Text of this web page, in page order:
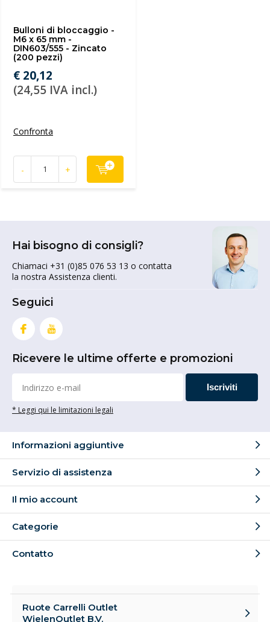
Bulloni di bloccaggio -
M6 x 65 mm -
DIN603/555 - Zincato
(200 pezzi)
€ 20,12
(24,55 IVA incl.)
Confronta
- +
Hai bisogno di consigli?
Chiamaci +31 (0)85 076 53 13 o contatta
la nostra Assistenza clienti.
Seguici
Ricevere le ultime offerte e promozioni
Iscriviti
* Leggi qui le limitazioni legali
Informazioni aggiuntive
Servizio di assistenza
Il mio account
Categorie
Contatto
Ruote Carrelli Outlet
WielenOutlet B.V.